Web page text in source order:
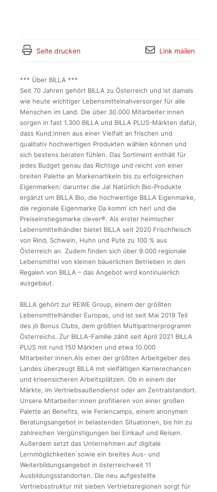
Seite drucken Link mailen
*** Über BILLA ***
Seit 70 Jahren gehört BILLA zu Österreich und ist damals
wie heute wichtiger Lebensmittelnahversorger für alle
Menschen im Land. Die über 30.000 Mitarbeiter:innen
sorgen in fast 1.300 BILLA und BILLA PLUS-Märkten dafür,
dass Kund:innen aus einer Vielfalt an frischen und
qualitativ hochwertigen Produkten wählen können und
sich bestens beraten fühlen. Das Sortiment enthält für
jedes Budget genau das Richtige und reicht von einer
breiten Palette an Markenartikeln bis zu erfolgreichen
Eigenmarken: darunter die Ja! Natürlich Bio-Produkte
ergänzt um BILLA Bio, die hochwertige BILLA Eigenmarke,
die regionale Eigenmarke Da komm‘ ich her! und die
Preiseinstiegsmarke clever®. Als erster heimischer
Lebensmittelhändler bietet BILLA seit 2020 Frischfleisch
von Rind, Schwein, Huhn und Pute zu 100 % aus
Österreich an. Zudem finden sich über 9.000 regionale
Lebensmittel von kleinen bäuerlichen Betrieben in den
Regalen von BILLA – das Angebot wird kontinuierlich
ausgebaut.
BILLA gehört zur REWE Group, einem der größten
Lebensmittelhändler Europas, und ist seit Mai 2019 Teil
des jö Bonus Clubs, dem größten Multipartnerprogramm
Österreichs. Zur BILLA-Familie zählt seit April 2021 BILLA
PLUS mit rund 150 Märkten und etwa 10.000
Mitarbeiter:innen.Als einer der größten Arbeitgeber des
Landes überzeugt BILLA mit vielfältigen Karrierechancen
und krisensicheren Arbeitsplätzen. Ob in einem der
Märkte, im Vertriebsaußendienst oder am Zentralstandort.
Unsere Mitarbeiter:innen profitieren von einer großen
Palette an Benefits, wie Feriencamps, einem anonymen
Beratungsangebot in belastenden Situationen, bis hin zu
zahlreichen Vergünstigungen bei Einkauf und Reisen.
Außerdem setzt das Unternehmen auf digitale
Lernmöglichkeiten sowie ein breites Aus- und
Weiterbildungsangebot in österreichweit 11
Ausbildungsstandorten. Die neu aufgestellte
Vertriebsstruktur mit sieben Vertriebsregionen sorgt für